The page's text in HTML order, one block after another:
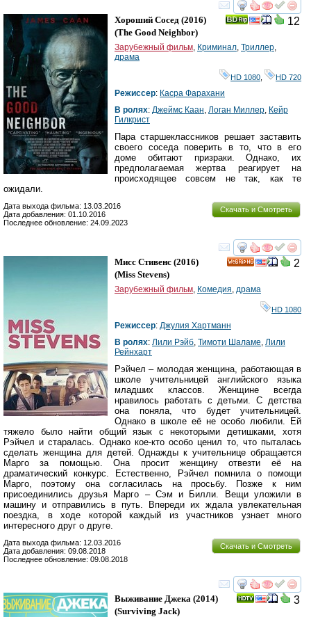
смотреть
12
Хороший Сосед (2016)
(The Good Neighbor)
Зарубежный фильм, Криминал, Триллер,
драма
HD 1080 HD 720
Режиссер: Касра Фарахани
В ролях: Джеймс Каан, Логан Миллер, Кейр
Гилкрист
Пара старшеклассников решает заставить
своего соседа поверить в то, что в его
доме обитают призраки. Однако, их
предполагаемая жертва реагирует на
происходящее совсем не так, как те
ожидали.
Скачать и Смотреть
Дата выхода фильма: 13.03.2016
Дата добавления: 01.10.2016
Последнее обновление: 24.09.2023
смотреть
2
Мисс Стивенс (2016)
(Miss Stevens)
Зарубежный фильм, Комедия, драма
HD 1080
Режиссер: Джулия Хартманн
В ролях: Лили Рэйб, Тимоти Шаламе, Лили
Рейнхарт
Рэйчел – молодая женщина, работающая в
школе учительницей английского языка
младших классов. Женщине всегда
нравилось работать с детьми. С детства
она поняла, что будет учительницей.
Однако в школе её не особо любили. Ей
тяжело было найти общий язык с некоторыми детишками, хотя
Рэйчел и старалась. Однако кое-кто особо ценил то, что пыталась
сделать женщина для детей. Однажды к учительнице обращается
Марго за помощью. Она просит женщину отвезти её на
драматический конкурс. Естественно, Рэйчел помнила о помощи
Марго, поэтому она согласилась на просьбу. Позже к ним
присоединились друзья Марго – Сэм и Билли. Вещи уложили в
машину и отправились в путь. Впереди их ждала увлекательная
поездка, в ходе которой каждый из участников узнает много
интересного друг о друге.
Скачать и Смотреть
Дата выхода фильма: 12.03.2016
Дата добавления: 09.08.2018
Последнее обновление: 09.08.2018
смотреть
3
Выживание Джека (2014)
(Surviving Jack)